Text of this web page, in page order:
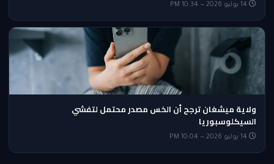
ولاية ميشغان ترجح أن الخس مصدر محتمل لتفشي
السيكلوسبوريا